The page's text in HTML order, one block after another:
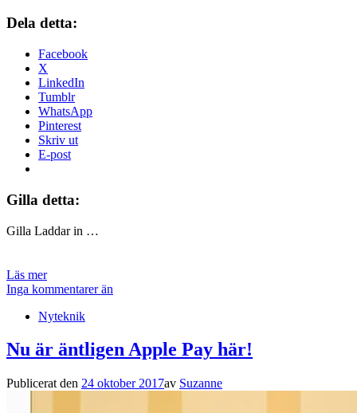
Dela detta:
Facebook
X
LinkedIn
Tumblr
WhatsApp
Pinterest
Skriv ut
E-post
Gilla detta:
Gilla Laddar in …
Läs mer
Inga kommentarer än
Nyteknik
Nu är äntligen Apple Pay här!
Publicerat den 24 oktober 2017av Suzanne